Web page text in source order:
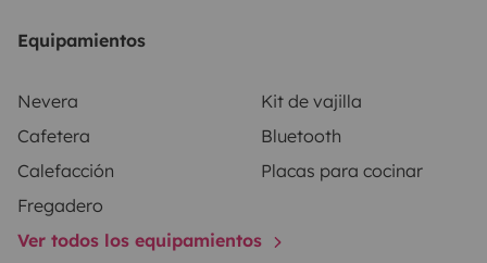
Equipamientos
Nevera
Kit de vajilla
Cafetera
Bluetooth
Calefacción
Placas para cocinar
Fregadero
Ver todos los equipamientos